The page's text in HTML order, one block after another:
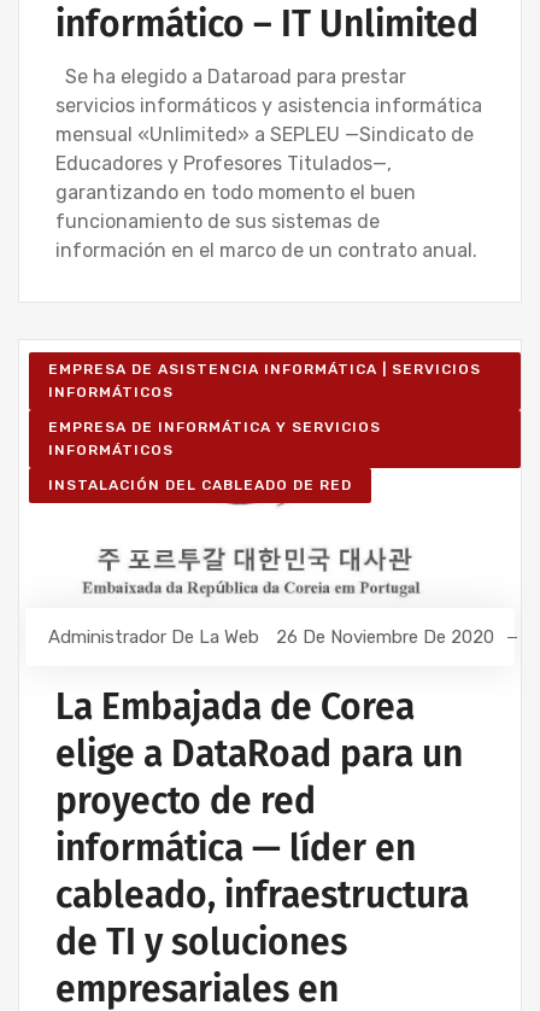
informático – IT Unlimited
Se ha elegido a Dataroad para prestar
servicios informáticos y asistencia informática
mensual «Unlimited» a SEPLEU —Sindicato de
Educadores y Profesores Titulados—,
garantizando en todo momento el buen
funcionamiento de sus sistemas de
información en el marco de un contrato anual.
EMPRESA DE ASISTENCIA INFORMÁTICA | SERVICIOS
INFORMÁTICOS
EMPRESA DE INFORMÁTICA Y SERVICIOS
INFORMÁTICOS
INSTALACIÓN DEL CABLEADO DE RED
Administrador De La Web 26 De Noviembre De 2020
La Embajada de Corea
elige a DataRoad para un
proyecto de red
informática — líder en
cableado, infraestructura
de TI y soluciones
empresariales en